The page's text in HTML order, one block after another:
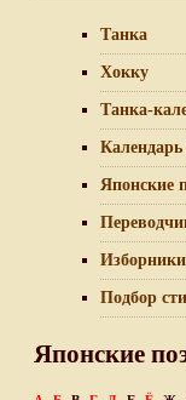
Танка
Хокку
Танка-
Календарь
Японские
Изборники
Подбор
Японские